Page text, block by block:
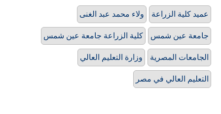
ولاء محمد عبد الغنى عميد كلية الزراعة
كلية الزراعة جامعة عين شمس جامعة عين شمس
وزارة التعليم العالي الجامعات المصرية
التعليم العالي في مصر